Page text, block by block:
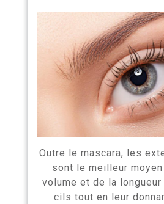
Outre le mascara, les
sont le meilleur moyen
volume et de la
cils tout en leur